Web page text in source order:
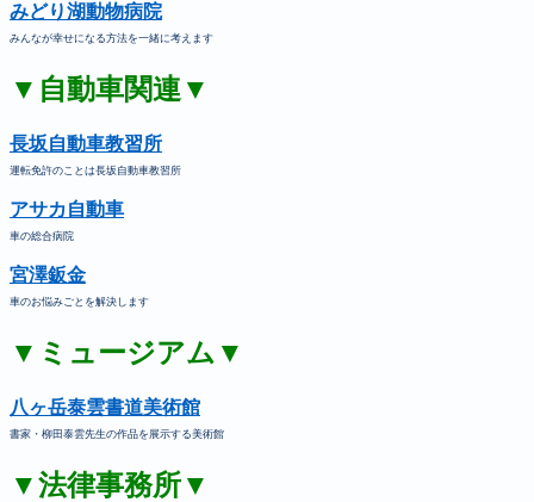
みどり湖動物病院
みんなが幸せになる方法を一緒に考えます
▼自動車関連▼
長坂自動車教習所
運転免許のことは長坂自動車教習所
アサカ自動車
車の総合病院
宮澤鈑金
車のお悩みごとを解決します
▼ミュージアム▼
八ヶ岳泰雲書道美術館
書家・柳田泰雲先生の作品を展示する美術館
▼法律事務所▼